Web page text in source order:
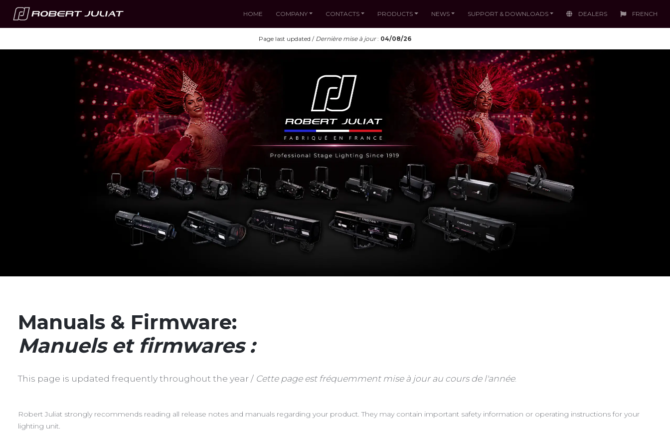
HOME COMPANY CONTACTS PRODUCTS NEWS SUPPORT & DOWNLOADS DEALERS FRENCH
Page last updated / Dernière mise à jour: 04/08/26
Manuals & Firmware:
Manuels et firmwares :
This page is updated frequently throughout the year / Cette page est fréquemment mise à jour au cours de l'année.
Robert Juliat strongly recommends reading all release notes and manuals regarding your product. They may contain important safety information or operating instructions for your
lighting unit.